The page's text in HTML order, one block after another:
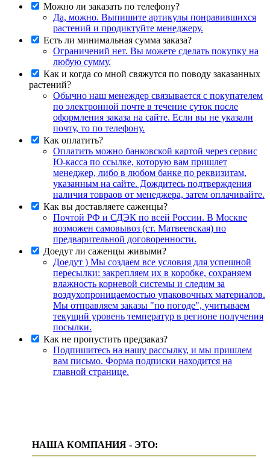
Можно ли заказать по телефону?
Да, можно. Выпишите артикулы понравившихся
растений и продиктуйте менеджеру.
Есть ли минимальная сумма заказа?
Ограничений нет. Вы можете сделать покупку на
любую сумму.
Как и когда со мной свяжутся по поводу заказанных
растений?
Обычно наш менеждер связывается с покупателем
по электронной почте в течение суток после
оформления заказа на сайте. Если вы не указали
почту, то по телефону.
Как оплатить?
Оплатить можно банковской картой через сервис
Ю-касса по ссылке, которую вам пришлет
менеджер, либо в любом банке по реквизитам,
указанным на сайте. Дождитесь подтверждения
наличия товраов от менеджера, затем оплачивайте.
Как вы доставляете саженцы?
Почтой РФ и СДЭК по всей России. В Москве
возможен самовывоз (ст. Матвеевская) по
предварительной договоренности.
Доедут ли саженцы живыми?
Доедут ) Мы создаем все условия для успешной
пересылки: закрепляем их в коробке, сохраняем
влажность корневой системы и следим за
воздухопроницаемостью упаковочных материалов.
Мы отправляем заказы "по погоде", учитываем
текущий уровень температур в регионе получения
посылки.
Как не пропустить предзаказ?
Подпишитесь на нашу рассылку, и мы пришлем
вам письмо. Форма подписки находится на
главной странице.
НАША КОМПАНИЯ - ЭТО: